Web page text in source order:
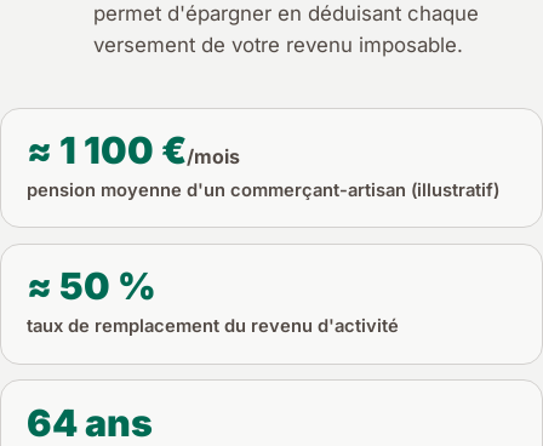
permet d'épargner en déduisant chaque
versement de votre revenu imposable.
≈ 1 100 €/mois
pension moyenne d'un commerçant-artisan (illustratif)
≈ 50 %
taux de remplacement du revenu d'activité
64 ans